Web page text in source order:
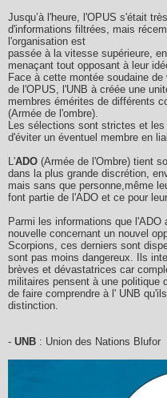
Jusqu’à l'heure, l'OPUS s'était
d'informations filtrées, mais
l'organisation est
passée à la vitesse supérieure,
menaçant tout opposant à leur
Face à cette montée soudaine
de l'OPUS, l'UNB à créée une
membres émérites de différents
(Armée de l'ombre).
Les sélections sont strictes et
d'éviter un éventuel membre en
L'ADO (Armée de l'Ombre) tient
dans la plus grande discrétion,
mais sans que personne,même
font partie de l'ADO et ce pour
Parmi les informations que l'ADO
nouvelle concernant un nouvel
Scorpions, ces derniers sont
sont pas moins dangereux. Ils
brèves et dévastatrices car
militaires pensent à une politique
de faire comprendre à l' UNB
distinction.
- UNB : Union des Nations Blufor